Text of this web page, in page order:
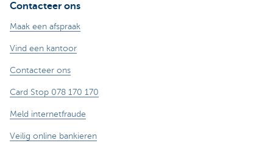
Contacteer ons
Maak een afspraak
Vind een kantoor
Contacteer ons
Card Stop 078 170 170
Meld internetfraude
Veilig online bankieren